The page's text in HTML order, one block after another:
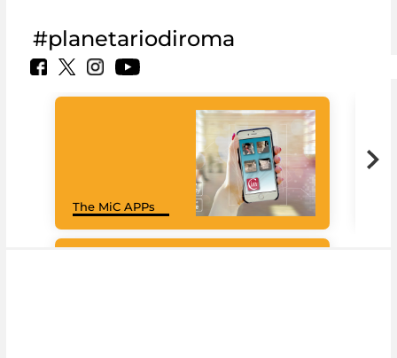
#planetariodiroma
The MiC APPs